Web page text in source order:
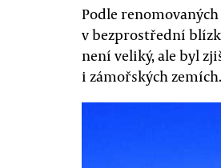
Podle
v bezprostřední
není veliký, ale byl
i zámořských zemích.